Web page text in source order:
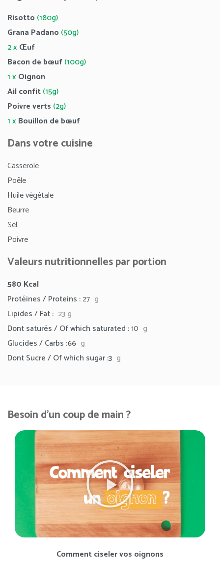
Risotto (180g)
Grana Padano (50g)
2 xŒuf
Bacon de bœuf(100g)
1 xOignon
Ail confit(15g)
Poivre verts (2g)
1 xBouillon de bœuf
Dans votre cuisine
Casserole
Poêle
Huile végétale
Beurre
Sel
Poivre
Valeurs nutritionnelles par portion
580 Kcal
Protéines / Proteins :27 g
Lipides / Fat : 23g
Dont saturés / Of which saturated :10 g
Glucides / Carbs :66 g
Dont Sucre / Of which sugar :3 g
Besoin d'un coup de main ?
Comment ciseler vos oignons